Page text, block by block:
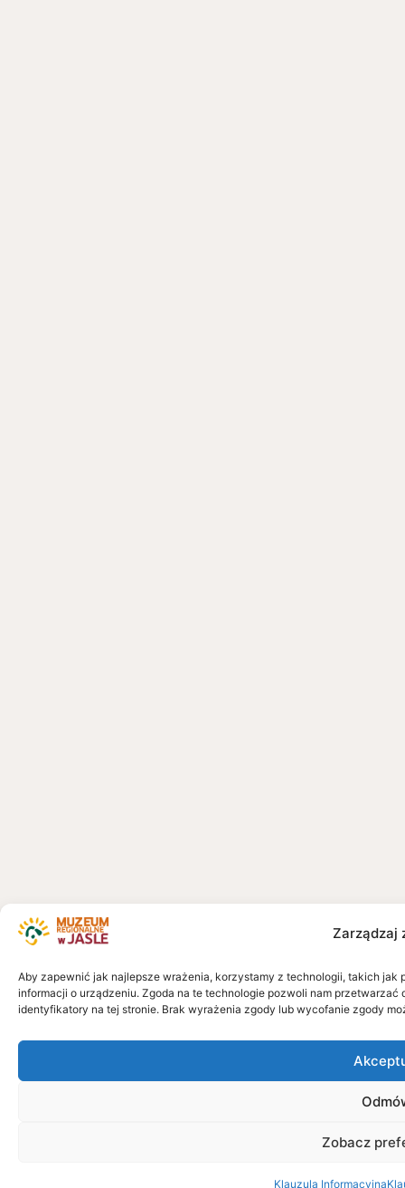
Zarządzaj
Aby zapewnić jak najlepsze wrażenia, korzystamy z technologii, takich
informacji o urządzeniu. Zgoda na te technologie pozwoli nam
identyfikatory na tej stronie. Brak wyrażenia zgody lub wycofanie zgody
Zobacz
Klauzula Informacyjna